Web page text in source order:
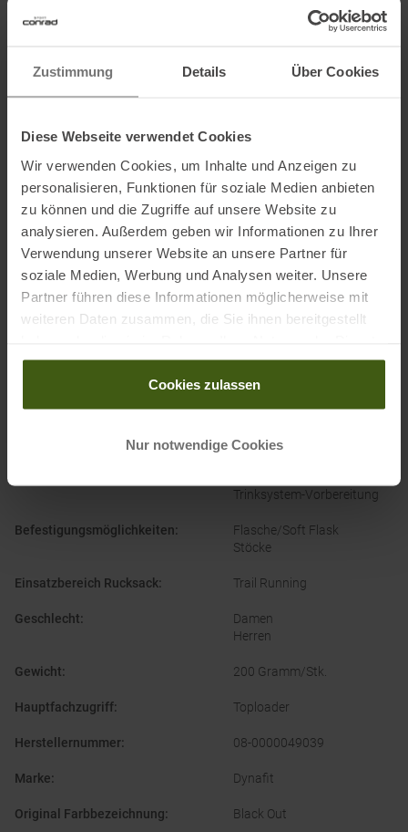
Zustimmung Details Über Cookies
Diese Webseite verwendet Cookies
Wir verwenden Cookies, um Inhalte und Anzeigen zu
personalisieren, Funktionen für soziale Medien anbieten
zu können und die Zugriffe auf unsere Website zu
analysieren. Außerdem geben wir Informationen zu Ihrer
Verwendung unserer Website an unsere Partner für
soziale Medien, Werbung und Analysen weiter. Unsere
Partner führen diese Informationen möglicherweise mit
weiteren Daten zusammen, die Sie ihnen bereitgestellt
gesammelt haben.
Cookies zulassen
Nur notwendige Cookies
Stretch Warp Knit Nylon
Flex Monofilament Mesh
Informationen zu EU Verordnung GPSR
Name des Herstellers:Oberalp SPA
Postanschrift des Herstellers:Waltraud Gebert Deeg Strasse, 4,
39100 Bozen
Elektronische Adresse des
Herstellers:Customerservice@dynafit.de
Trinksystem-Vorbereitung
Befestigungsmöglichkeiten:
Flasche/Soft Flask
Stöcke
Einsatzbereich Rucksack: Trail Running
Geschlecht:
Damen
Herren
Gewicht: 200 Gramm/Stk.
Hauptfachzugriff: Toploader
Herstellernummer: 08-0000049039
Marke: Dynafit
Original Farbbezeichnung: Black Out